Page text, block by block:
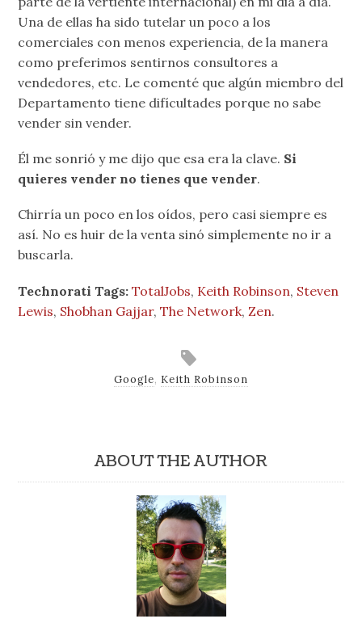
Una de ellas ha sido tutelar un poco a los
comerciales con menos experiencia, de la manera
como preferimos sentirnos consultores a
vendedores, etc. Le comenté que algún miembro del
Departamento tiene difícultades porque no sabe
vender sin vender.
Él me sonrió y me dijo que esa era la clave. Si
quieres vender no tienes que vender.
Chirría un poco en los oídos, pero casi siempre es
así. No es huir de la venta sinó simplemente no ir a
buscarla.
Technorati Tags: TotalJobs, Keith Robinson, Steven
Lewis, Shobhan Gajjar,The Network, Zen.
Google, Keith Robinson
ABOUT THE AUTHOR